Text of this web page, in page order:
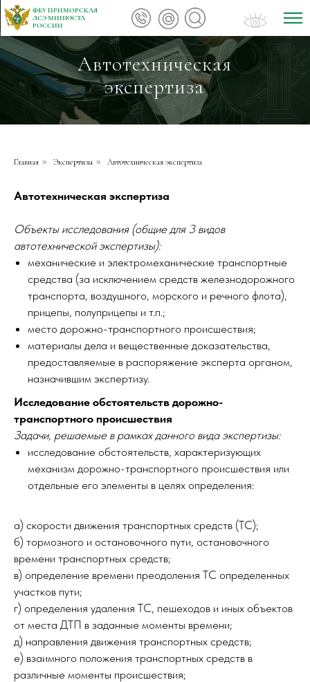
ФБУ ПРИМОРСКАЯ
ЛСЭ МИНЮСТА
РОССИИ
Автотехническая
экспертиза
Главная » Экспертизы » Автотехническая экспертиза
Автотехническая экспертиза
Объекты исследования (общие для 3 видов
автотехнической экспертизы):
механические и электромеханические транспортные
средства (за исключением средств железнодорожного
транспорта, воздушного, морского и речного флота),
прицепы, полуприцепы и т.п.;
место дорожно-транспортного происшествия;
материалы дела и вещественные доказательства,
предоставляемые в распоряжение эксперта органом,
назначившим экспертизу.
Исследование обстоятельств дорожно-
транспортного происшествия
Задачи, решаемые в рамках данного вида экспертизы:
исследование обстоятельств, характеризующих
механизм дорожно-транспортного происшествия или
отдельные его элементы в целях определения:
а) скорости движения транспортных средств (ТС);
б) тормозного и остановочного пути, остановочного
времени транспортных средств;
в) определение времени преодоления ТС определенных
участков пути;
г) определения удаления ТС, пешеходов и иных объектов
от места ДТП в заданные моменты времени;
д) направления движения транспортных средств;
е) взаимного положения транспортных средств в
различные моменты происшествия;